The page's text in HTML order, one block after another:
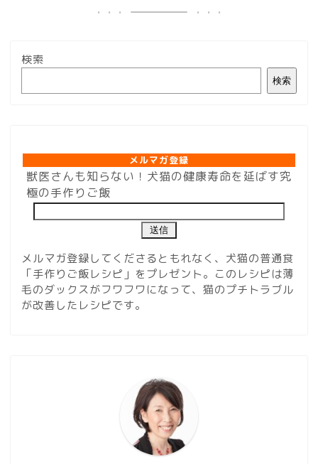
検索
検索
メルマガ登録
獣医さんも知らない！犬猫の健康寿命を延ばす究
極の手作りご飯
メルマガ登録してくださるともれなく、犬猫の普通食
「手作りご飯レシピ」をプレゼント。このレシピは薄
毛のダックスがフワフワになって、猫のプチトラブル
が改善したレシピです。